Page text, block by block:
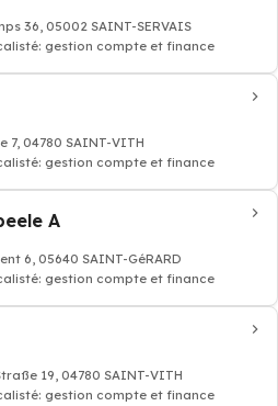
36, 05002 SAINT-SERVAIS
gestion compte et finance
7, 04780 SAINT-VITH
gestion compte et finance
A
6, 05640 SAINT-GéRARD
gestion compte et finance
19, 04780 SAINT-VITH
gestion compte et finance